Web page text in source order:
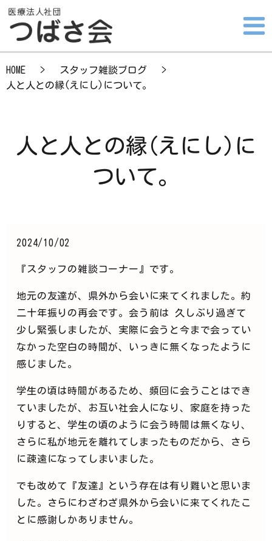
HOME
スタッフ雑談ブログ
人と人との縁(えにし)について。
人と人との縁(えにし)に
ついて。
2024/10/02
『スタッフの雑談コーナー』です。
地元の友達が、県外から会いに来てくれました。約
二十年振りの再会です。会う前は 久しぶり過ぎて
少し緊張しましたが、実際に会うと今まで会ってい
なかった空白の時間が、いっきに無くなったように
感じました。
学生の頃は時間があるため、頻回に会うことはでき
ていましたが、お互い社会人になり、家庭を持った
りすると、学生の頃のように会う時間は無くなり、
さらに私が地元を離れてしまったものだから、さら
に疎遠になってしまいました。
でも改めて『友達』という存在は有り難いと思いま
した。さらにわざわざ県外から会いに来てくれたこ
とに感謝しかありません。